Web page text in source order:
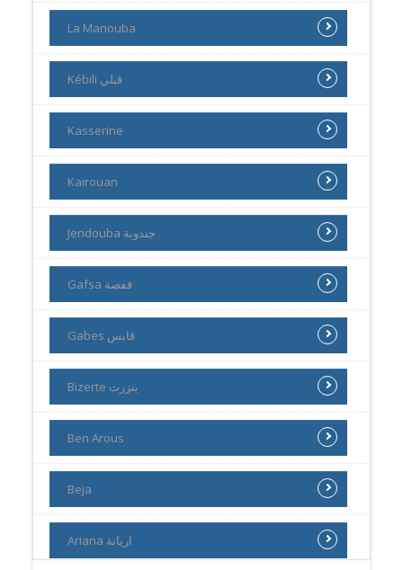
La Manouba
Kébili ڨبلي
Kasserine
Kairouan
Jendouba جندوبة
Gafsa قفصة
Gabes قابس
Bizerte بنزرت
Ben Arous
Beja
Ariana اريانة